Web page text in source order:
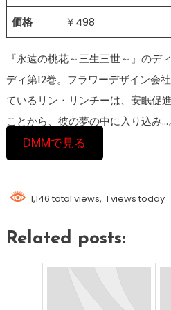
価格 ￥498
『永遠の桃花～三生三世～』のデ
ディ第12巻。フラワーデザイン会
ているリン・リンチーは、安眠促
ことから、彼の夢の中に入り込み…
DMMで見る
1,146 total views, 1 views today
Related posts: